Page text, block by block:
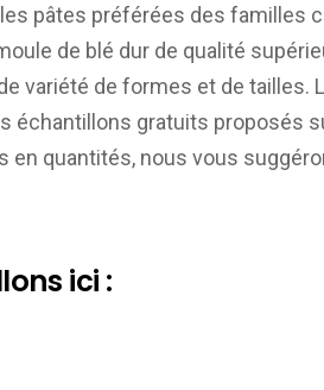
pâtes préférées des familles
de blé dur de qualité
variété de formes et de tailles.
échantillons gratuits proposés
en quantités, nous vous
ici :